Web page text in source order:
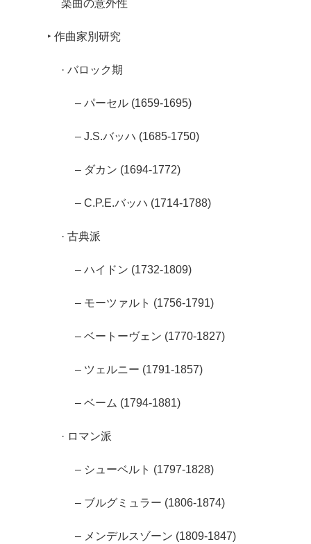
楽曲の意外性
‣ 作曲家別研究
· バロック期
– パーセル (1659-1695)
– J.S.バッハ (1685-1750)
– ダカン (1694-1772)
– C.P.E.バッハ (1714-1788)
· 古典派
– ハイドン (1732-1809)
– モーツァルト (1756-1791)
– ベートーヴェン (1770-1827)
– ツェルニー (1791-1857)
– ベーム (1794-1881)
· ロマン派
– シューベルト (1797-1828)
– ブルグミュラー (1806-1874)
– メンデルスゾーン (1809-1847)